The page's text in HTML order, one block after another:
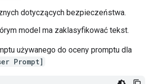
dotyczących bezpieczeństwa.
model ma zaklasyfikować tekst.
używanego do oceny promptu dla
Prompt]